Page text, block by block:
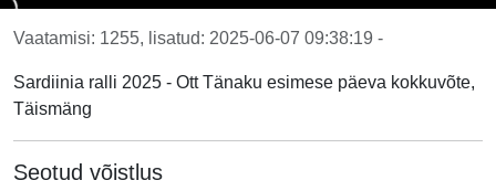
Vaatamisi: 1255, lisatud: 2025-06-07 09:38:19 -
Sardiinia ralli 2025 - Ott Tänaku esimese päeva kokkuvõte,
Täismäng
Seotud võistlus